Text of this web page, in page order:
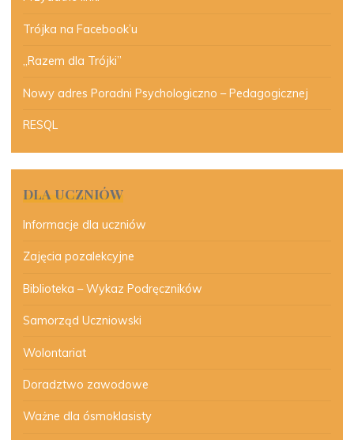
Trójka na Facebook’u
„Razem dla Trójki”
Nowy adres Poradni Psychologiczno – Pedagogicznej
RESQL
DLA UCZNIÓW
Informacje dla uczniów
Zajęcia pozalekcyjne
Biblioteka – Wykaz Podręczników
Samorząd Uczniowski
Wolontariat
Doradztwo zawodowe
Ważne dla ósmoklasisty